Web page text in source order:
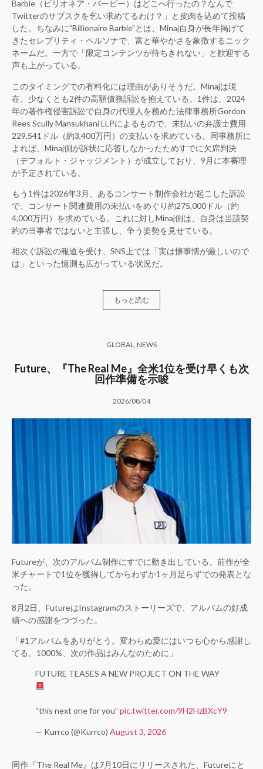
Barbie（ビリオネア・バービー）はどこへ行ったの？なんで
Twitterのサブスクを乞い求めてるわけ？」と皮肉を込めて投稿
した。ちなみに”Billionaire Barbie”とは、Minaj自身が長年掲げて
きたセレブリティ・ペルソナで、富と華やかさを象徴するニック
ネームだ。一方で「限定コンテンツが待ちきれない」と歓迎する
声も上がっている。
このタイミングでの有料化には理由がありそうだ。Minajは現
在、少なくとも2件の高額債務訴訟を抱えている。1件は、2024
年の著作権侵害訴訟で自身の代理人を務めた法律事務所Gordon
Rees Scully Mansukhani LLPによるもので、未払いの弁護士費用
229,541ドル（約3,400万円）の支払いを求めている。同事務所に
よれば、Minaj側が訴状に応答しなかったためすでに欠席判決
（デフォルト・ジャッジメント）が成立しており、9月に本審理
が予定されている。
もう1件は2026年3月、あるコンサート制作会社が起こした訴訟
で、コンサート関連費用の未払いをめぐり約275,000ドル（約
4,000万円）を求めている。これに対しMinaj側は、自身は当該契
約の当事者ではないと主張し、争う姿勢を見せている。
相次ぐ訴訟の報道を受け、SNS上では「実は懐事情が厳しいので
は」といった憶測も広がっている状況だ。
もっと読む
GLOBAL NEWS
Future、『The Real Me』全米1位を受け早くも次
回作準備を示唆
2026/08/04
Futureが、次のアルバム制作にすでに動き出している。前作が全
米チャートで1位を獲得してからわずか1ヶ月足らずでの発表とな
った。
8月2日、FutureはInstagramのストーリーズで、アルバムの好成
績への感謝をつづった。
「#1アルバムをありがとう。変わらぬ愛にはいつも心から感謝し
てる。1000%、次の作品はみんなのために」
FUTURE TEASES A NEW PROJECT ON THE WAY
“this next one for you” pic.twitter.com/9H2HzBXcY9
— Kurrco (@Kurrco) August 3, 2026
同作『The Real Me』は7月10日にリリースされた、Futureにと